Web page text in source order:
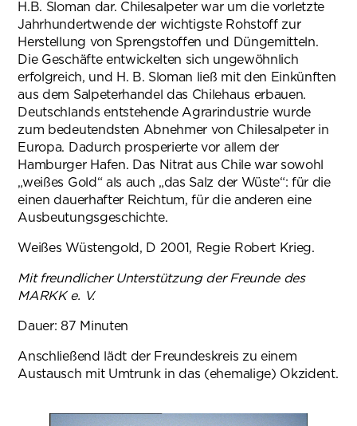
H.B. Sloman dar. Chilesalpeter war um die vorletzte
Jahrhundertwende der wichtigste Rohstoff zur
Herstellung von Sprengstoffen und Düngemitteln.
Die Geschäfte entwickelten sich ungewöhnlich
erfolgreich, und H. B. Sloman ließ mit den Einkünften
aus dem Salpeterhandel das Chilehaus erbauen.
Deutschlands entstehende Agrarindustrie wurde
zum bedeutendsten Abnehmer von Chilesalpeter in
Europa. Dadurch prosperierte vor allem der
Hamburger Hafen. Das Nitrat aus Chile war sowohl
„weißes Gold“ als auch „das Salz der Wüste“: für die
einen dauerhafter Reichtum, für die anderen eine
Ausbeutungsgeschichte.
Weißes Wüstengold, D 2001, Regie Robert Krieg.
Mit freundlicher Unterstützung der Freunde des
MARKK e. V.
Dauer: 87 Minuten
Anschließend lädt der Freundeskreis zu einem
Austausch mit Umtrunk in das (ehemalige) Okzident.